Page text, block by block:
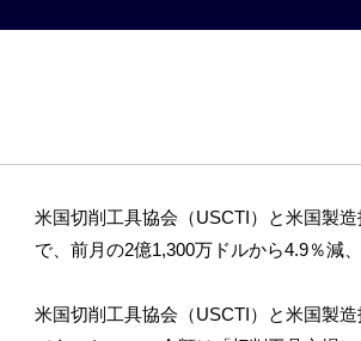
米国切削工具協会（USCTI）と米国製
で、前月の2億1,300万ドルから4.9％減
米国切削工具協会（USCTI）と米国製